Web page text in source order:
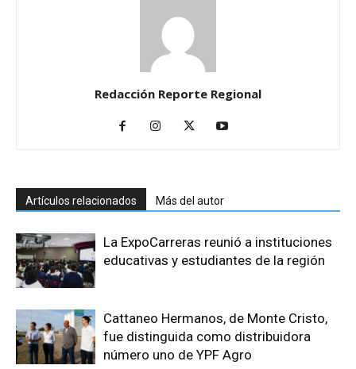
Redacción Reporte Regional
Artículos relacionados Más del autor
La ExpoCarreras reunió a instituciones
educativas y estudiantes de la región
Cattaneo Hermanos, de Monte Cristo,
fue distinguida como distribuidora
número uno de YPF Agro